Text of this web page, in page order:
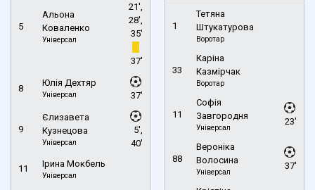
5
Альона
Коваленко
Універсал
21',
28',
35'
37'
8
Юлія Дехтяр
Універсал 37'
9
Єлизавета
Кузнецова
Універсал
5',
40'
11 Ірина Мокбель
Універсал
1
Тетяна
Штукатурова
Воротар
33
Каріна
Казмірчак
Воротар
11
Софія
Завгородня
Універсал
23'
88
Вероніка
Волосина
Універсал
37'